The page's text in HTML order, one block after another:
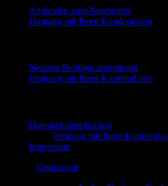
Anmelden zum Newsletter
Umgang mit Ihren Kundendaten
Neueste Beiträge abonnieren
Umgang mit Ihren Kundendaten
Datenschutzerklärung
Umgang mit Ihren
Impressum
Krimiscout